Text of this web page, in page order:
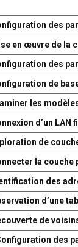
des
en œuvre de la
des
de
les
d’un LAN
de
la couche
des
d’une
de
des